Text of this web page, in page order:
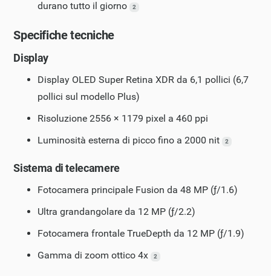
durano tutto il giorno 2
Specifiche tecniche
Display
Display OLED Super Retina XDR da 6,1 pollici (6,7
pollici sul modello Plus)
Risoluzione 2556 × 1179 pixel a 460 ppi
Luminosità esterna di picco fino a 2000 nit
2
Sistema di telecamere
Fotocamera principale Fusion da 48 MP (ƒ/1.6)
Ultra grandangolare da 12 MP (ƒ/2.2)
Fotocamera frontale TrueDepth da 12 MP (ƒ/1.9)
Gamma di zoom ottico 4x
2